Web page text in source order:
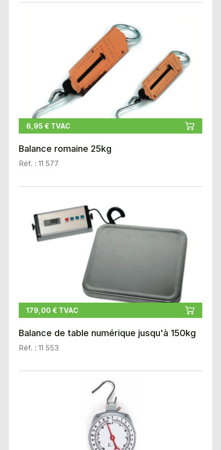
6,95 € TVAC
Balance romaine 25kg
Réf. : 11 577
179,00 € TVAC
Balance de table numérique jusqu'à 150kg
Réf. : 11 553